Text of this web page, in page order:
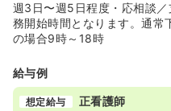
週3日〜週5日程度・応相談
務開始時間となります。通常
の場合9時～18時
給与例
想定給与 正看護師